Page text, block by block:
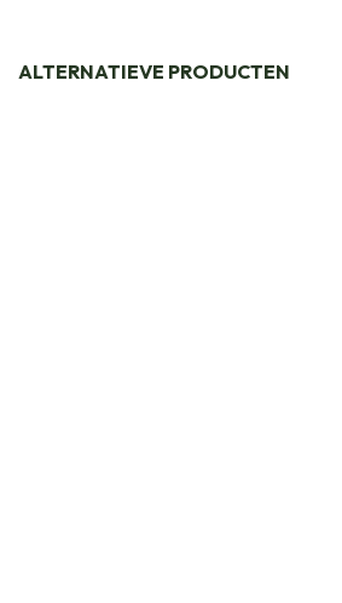
ALTERNATIEVE PRODUCTEN